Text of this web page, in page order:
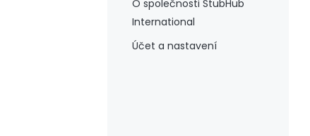
O společnosti StubHub
International
Účet a nastavení